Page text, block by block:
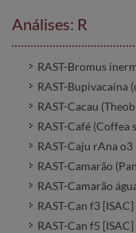
Análises: R
RAST-Bromus
RAST-Bupivacaína
RAST-Cacau
RAST-Café (Coffea
RAST-Caju rAna
RAST-Camarão
RAST-Camarão
RAST-Can f3
RAST-Can f5